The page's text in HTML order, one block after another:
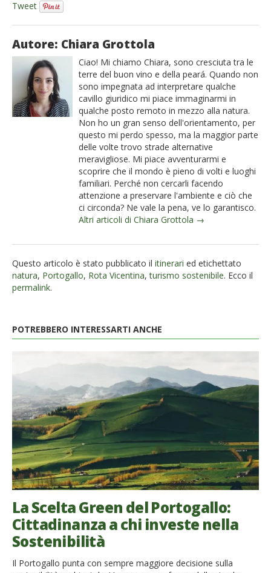
Tweet
Autore: Chiara Grottola
Ciao! Mi chiamo Chiara, sono cresciuta tra le
terre del buon vino e della peará. Quando non
sono impegnata ad interpretare qualche
cavillo giuridico mi piace immaginarmi in
qualche posto remoto in mezzo alla natura.
Non ho un gran senso dell'orientamento, per
questo mi perdo spesso, ma la maggior parte
delle volte trovo strade alternative
meravigliose. Mi piace avventurarmi e
scoprire che il mondo è pieno di volti e luoghi
familiari. Perché non cercarli facendo
attenzione a preservare l'ambiente e ciò che
ci circonda? Ne vale la pena, ve lo garantisco.
Altri articoli di Chiara Grottola →
Questo articolo è stato pubblicato il itinerari ed etichettato
natura, Portogallo, Rota Vicentina,turismo sostenibile. Ecco il
permalink.
POTREBBERO INTERESSARTI ANCHE
La Scelta Green del Portogallo:
Cittadinanza a chi investe nella
Sostenibilità
Il Portogallo punta con sempre maggiore decisione sulla